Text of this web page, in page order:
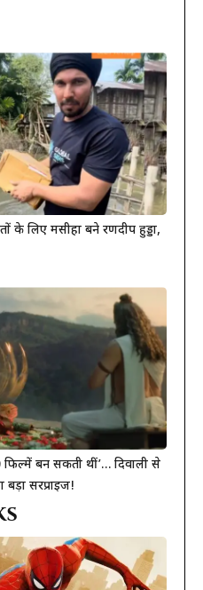
के लिए मसीहा बने रणदीप हुड्डा,
बन सकती थीं’… दिवाली से
बड़ा सरप्राइज!